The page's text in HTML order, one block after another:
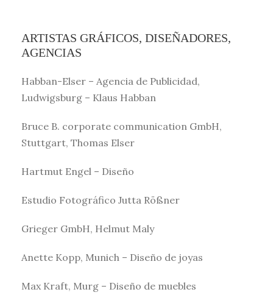
ARTISTAS GRÁFICOS, DISEÑADORES,
AGENCIAS
Habban-Elser – Agencia de Publicidad,
Ludwigsburg – Klaus Habban
Bruce B. corporate communication GmbH,
Stuttgart, Thomas Elser
Hartmut Engel – Diseño
Estudio Fotográfico Jutta Rößner
Grieger GmbH, Helmut Maly
Anette Kopp, Munich – Diseño de joyas
Max Kraft, Murg – Diseño de muebles